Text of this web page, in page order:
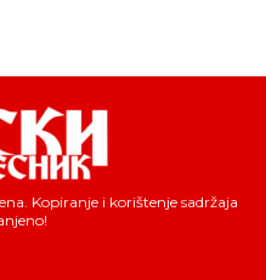
Kopiranje i korištenje sadržaja